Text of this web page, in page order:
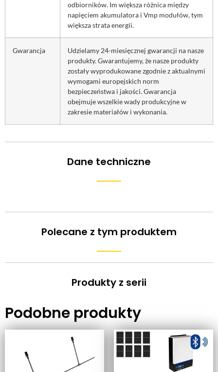
odbiorników. Im większa różnica między
napięciem akumulatora i Vmp modułów, tym
większa strata energii.
Gwarancja
Udzielamy 24-miesięcznej gwarancji na nasze
produkty. Gwarantujemy, że nasze produkty
zostały wyprodukowane zgodnie z aktualnymi
wymogami europejskich norm
bezpieczeństwa i jakości. Gwarancja
obejmuje wszelkie wady produkcyjne w
zakresie materiałów i wykonania.
Dane techniczne
Polecane z tym produktem
Produkty z serii
Podobne produkty